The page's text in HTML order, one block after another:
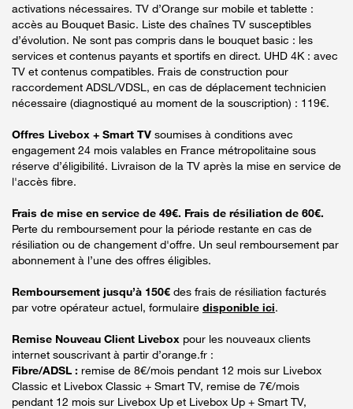
activations nécessaires. TV d’Orange sur mobile et tablette :
accès au Bouquet Basic. Liste des chaînes TV susceptibles
d’évolution. Ne sont pas compris dans le bouquet basic : les
services et contenus payants et sportifs en direct. UHD 4K : avec
TV et contenus compatibles. Frais de construction pour
raccordement ADSL/VDSL, en cas de déplacement technicien
nécessaire (diagnostiqué au moment de la souscription) : 119€.
Offres Livebox + Smart TV soumises à conditions avec
engagement 24 mois valables en France métropolitaine sous
réserve d’éligibilité. Livraison de la TV après la mise en service de
l'accès fibre.
Frais de mise en service de 49€. Frais de résiliation de 60€.
Perte du remboursement pour la période restante en cas de
résiliation ou de changement d'offre. Un seul remboursement par
abonnement à l’une des offres éligibles.
Remboursement jusqu’à 150€ des frais de résiliation facturés
par votre opérateur actuel, formulaire disponible ici.
Remise Nouveau Client Livebox pour les nouveaux clients
internet souscrivant à partir d’orange.fr :
Fibre/ADSL : remise de 8€/mois pendant 12 mois sur Livebox
Classic et Livebox Classic + Smart TV, remise de 7€/mois
pendant 12 mois sur Livebox Up et Livebox Up + Smart TV,